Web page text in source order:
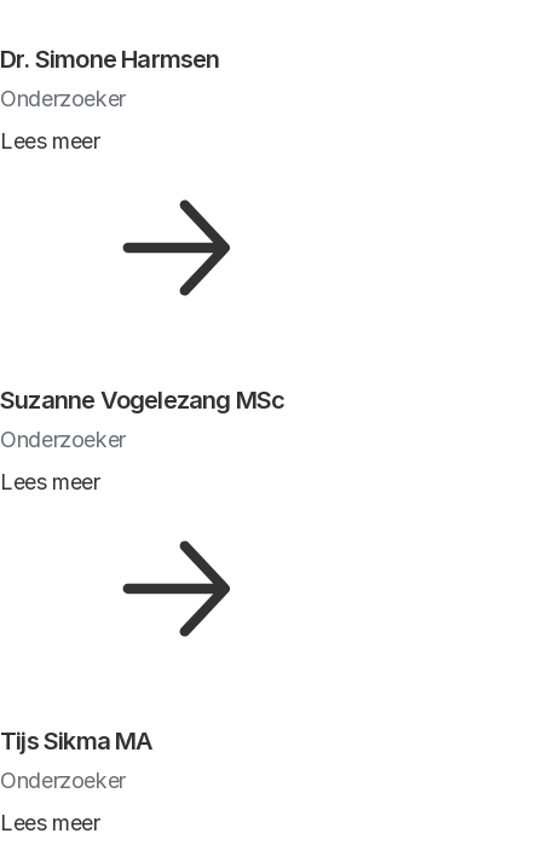
Dr. Simone Harmsen
Onderzoeker
Lees meer
Suzanne Vogelezang MSc
Onderzoeker
Lees meer
Tijs Sikma MA
Onderzoeker
Lees meer